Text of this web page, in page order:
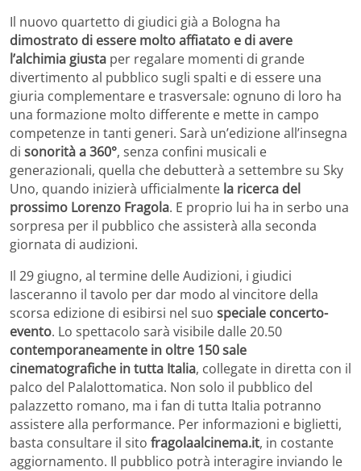
Il nuovo quartetto di giudici già a Bologna ha
dimostrato di essere molto affiatato e di avere
l’alchimia giusta per regalare momenti di grande
divertimento al pubblico sugli spalti e di essere una
giuria complementare e trasversale: ognuno di loro ha
una formazione molto differente e mette in campo
competenze in tanti generi. Sarà un’edizione all’insegna
di sonorità a 360°, senza confini musicali e
generazionali, quella che debutterà a settembre su Sky
Uno, quando inizierà ufficialmente la ricerca del
prossimo Lorenzo Fragola. E proprio lui ha in serbo una
sorpresa per il pubblico che assisterà alla seconda
giornata di audizioni.
Il 29 giugno, al termine delle Audizioni, i giudici
lasceranno il tavolo per dar modo al vincitore della
scorsa edizione di esibirsi nel suo speciale concerto-
evento. Lo spettacolo sarà visibile dalle 20.50
contemporaneamente in oltre 150 sale
cinematografiche in tutta Italia, collegate in diretta con il
palco del Palalottomatica. Non solo il pubblico del
palazzetto romano, ma i fan di tutta Italia potranno
assistere alla performance. Per informazioni e biglietti,
basta consultare il sito fragolaalcinema.it, in costante
aggiornamento. Il pubblico potrà interagire inviando le